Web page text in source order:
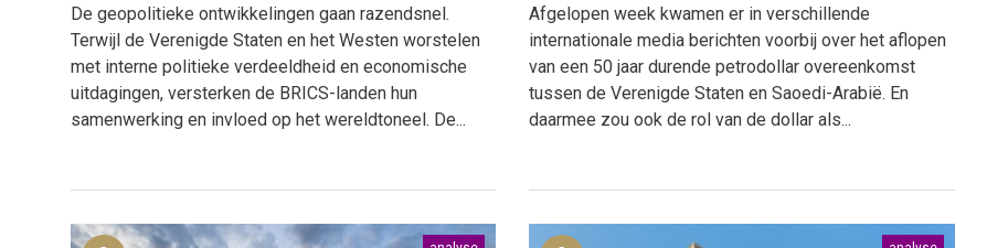
De geopolitieke ontwikkelingen gaan razendsnel.
Terwijl de Verenigde Staten en het Westen worstelen
met interne politieke verdeeldheid en economische
uitdagingen, versterken de BRICS-landen hun
samenwerking en invloed op het wereldtoneel. De...
Afgelopen week kwamen er in verschillende
internationale media berichten voorbij over het aflopen
van een 50 jaar durende petrodollar overeenkomst
tussen de Verenigde Staten en Saoedi-Arabië. En
daarmee zou ook de rol van de dollar als...